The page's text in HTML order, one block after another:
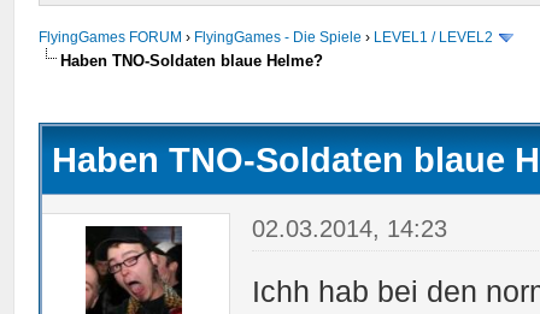
FlyingGames FORUM › FlyingGames - Die Spiele › LEVEL1 / LEVEL2
Haben TNO-Soldaten blaue Helme?
Haben TNO-Soldaten blaue
02.03.2014, 14:23
Ichh hab bei den